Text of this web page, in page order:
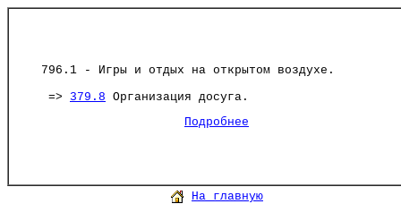
796.1 - Игры и отдых на открытом воздухе.
=> 379.8 Организация досуга.
Подробнее
На главную